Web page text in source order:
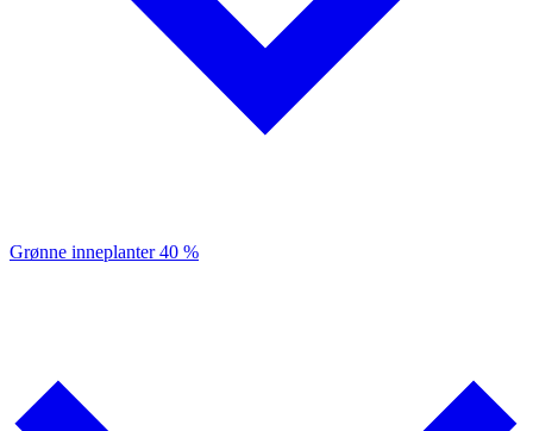
Grønne inneplanter40 %